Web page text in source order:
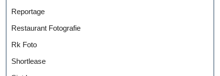
Reportage
Restaurant Fotografie
Rk Foto
Shortlease